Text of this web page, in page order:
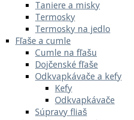
Taniere a misky
Termosky
Termosky na jedlo
Fľaše a cumle
Cumle na fľašu
Dojčenské fľaše
Odkvapkávače a kefy
Kefy
Odkvapkávače
Súpravy fliaš